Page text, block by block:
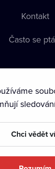
Kontakt
Často se
• Ochrana
• Autorská
Chci vědět